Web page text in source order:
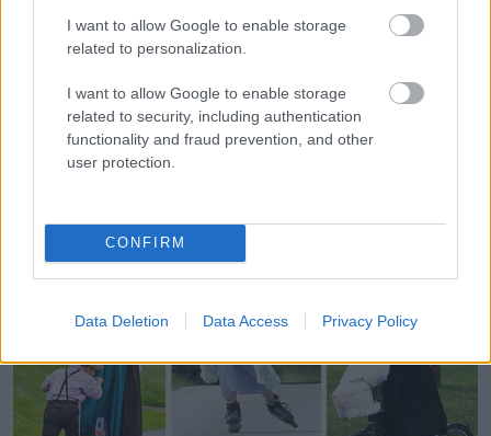
I want to allow Google to enable storage
related to personalization.
I want to allow Google to enable storage
related to security, including authentication
functionality and fraud prevention, and other
user protection.
CONFIRM
Data Deletion Data Access Privacy Policy
vissza: „Gyermekként nem gondoltam, hogy bármi is
különleges rajtam. Más emberek édesanyjának is két lábujjuk
ugyanolyan aktív voltam, és hosszú sétákat tettem meg
Francistown-ba.”